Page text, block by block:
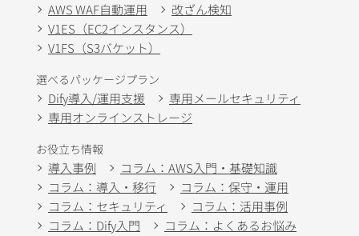
AWS WAF自動運用
改ざん検知
V1ES（EC2インスタンス）
V1FS（S3バケット）
選べるパッケージプラン
Dify導入/運用支援
専用メールセキュリティ
専用オンラインストレージ
お役立ち情報
導入事例
コラム：AWS入門・基礎知識
コラム：導入・移行
コラム：保守・運用
コラム：セキュリティ
コラム：活用事例
コラム：Dify入門
コラム：よくあるお悩み